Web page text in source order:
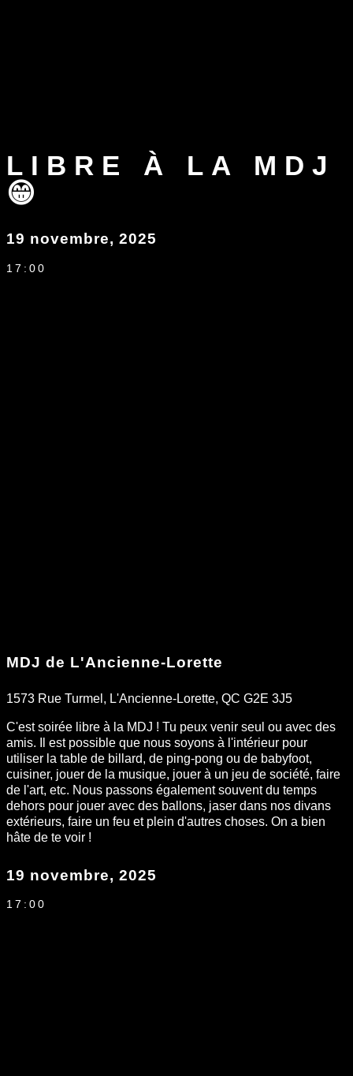
LIBRE À LA MDJ
😁
19 novembre, 2025
17:00
MDJ de L'Ancienne-Lorette
1573 Rue Turmel, L'Ancienne-Lorette, QC G2E 3J5
C'est soirée libre à la MDJ ! Tu peux venir seul ou avec des
amis. Il est possible que nous soyons à l'intérieur pour
utiliser la table de billard, de ping-pong ou de babyfoot,
cuisiner, jouer de la musique, jouer à un jeu de société, faire
de l'art, etc. Nous passons également souvent du temps
dehors pour jouer avec des ballons, jaser dans nos divans
extérieurs, faire un feu et plein d'autres choses. On a bien
hâte de te voir !
19 novembre, 2025
17:00